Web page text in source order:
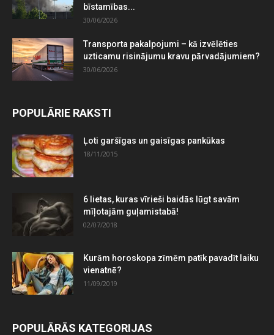
bīstamības...
30/06/2026
Transporta pakalpojumi – kā izvēlēties
uzticamu risinājumu kravu pārvadājumiem?
30/06/2026
POPULĀRIE RAKSTI
Ļoti garšīgas un gaisīgas pankūkas
18/11/2015
6 lietas, kuras vīrieši baidās lūgt savām
mīļotajām guļamistabā!
02/07/2018
Kurām horoskopa zīmēm patīk pavadīt laiku
vienatnē?
11/09/2019
POPULĀRĀS KATEGORIJAS